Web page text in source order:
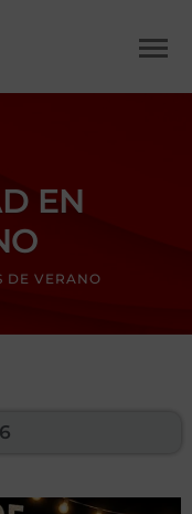
EN
DE VERANO